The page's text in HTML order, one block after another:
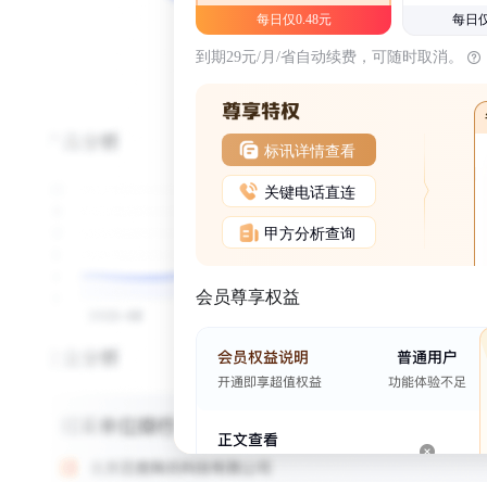
每日仅0.48元 每日
到期29元/月/省自动续费，可随时取消。
标讯详情查看
关键电话直连
甲方分析查询
会员尊享权益